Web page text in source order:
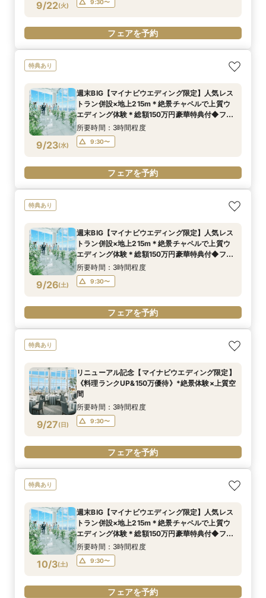
9/22(火) 9:30〜
フェアを予約
特典あり
9/23(水)
週末BIG【マイナビウエディング限定】人気レス
トラン併設×地上215m＊絶景チャペルで上質ウ
エディング体験＊総額150万円豪華特典付◆フェ
ア
所要時間：3時間程度
9:30〜
フェアを予約
特典あり
9/26(土)
週末BIG【マイナビウエディング限定】人気レス
トラン併設×地上215m＊絶景チャペルで上質ウ
エディング体験＊総額150万円豪華特典付◆フェ
ア
所要時間：3時間程度
9:30〜
フェアを予約
特典あり
9/27(日)
リニューアル記念【マイナビウエディング限定】
《料理ランクUP&150万優待》*絶景体験×上質空
間
所要時間：3時間程度
9:30〜
フェアを予約
特典あり
10/3(土)
週末BIG【マイナビウエディング限定】人気レス
トラン併設×地上215m＊絶景チャペルで上質ウ
エディング体験＊総額150万円豪華特典付◆フェ
ア
所要時間：3時間程度
9:30〜
フェアを予約